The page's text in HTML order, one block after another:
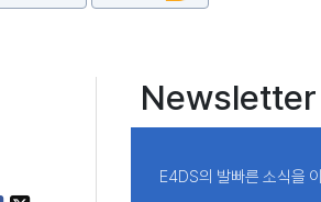
Newsletter
E4DS의 발빠른 소식을